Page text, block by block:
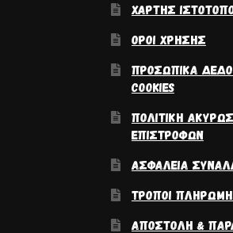
ΧΆΡΤΗΣ
ΌΡΟΙ ΧΡΉΣΗΣ
ΠΡΟΣΩΠΙΚΆ
COOKIES
ΠΟΛΙΤΙΚΉ
ΕΠΙΣΤΡΟΦΏΝ
ΑΣΦΆΛΕΙΑ
ΤΡΌΠΟΙ
ΑΠΟΣΤΟΛΉ &